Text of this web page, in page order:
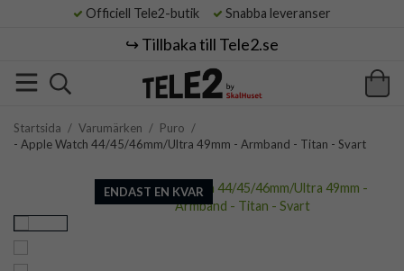
Officiell Tele2-butik Snabba leveranser
↪️ Tillbaka till Tele2.se
Startsida / Varumärken / Puro /
- Apple Watch 44/45/46mm/Ultra 49mm - Armband - Titan - Svart
ENDAST EN KVAR